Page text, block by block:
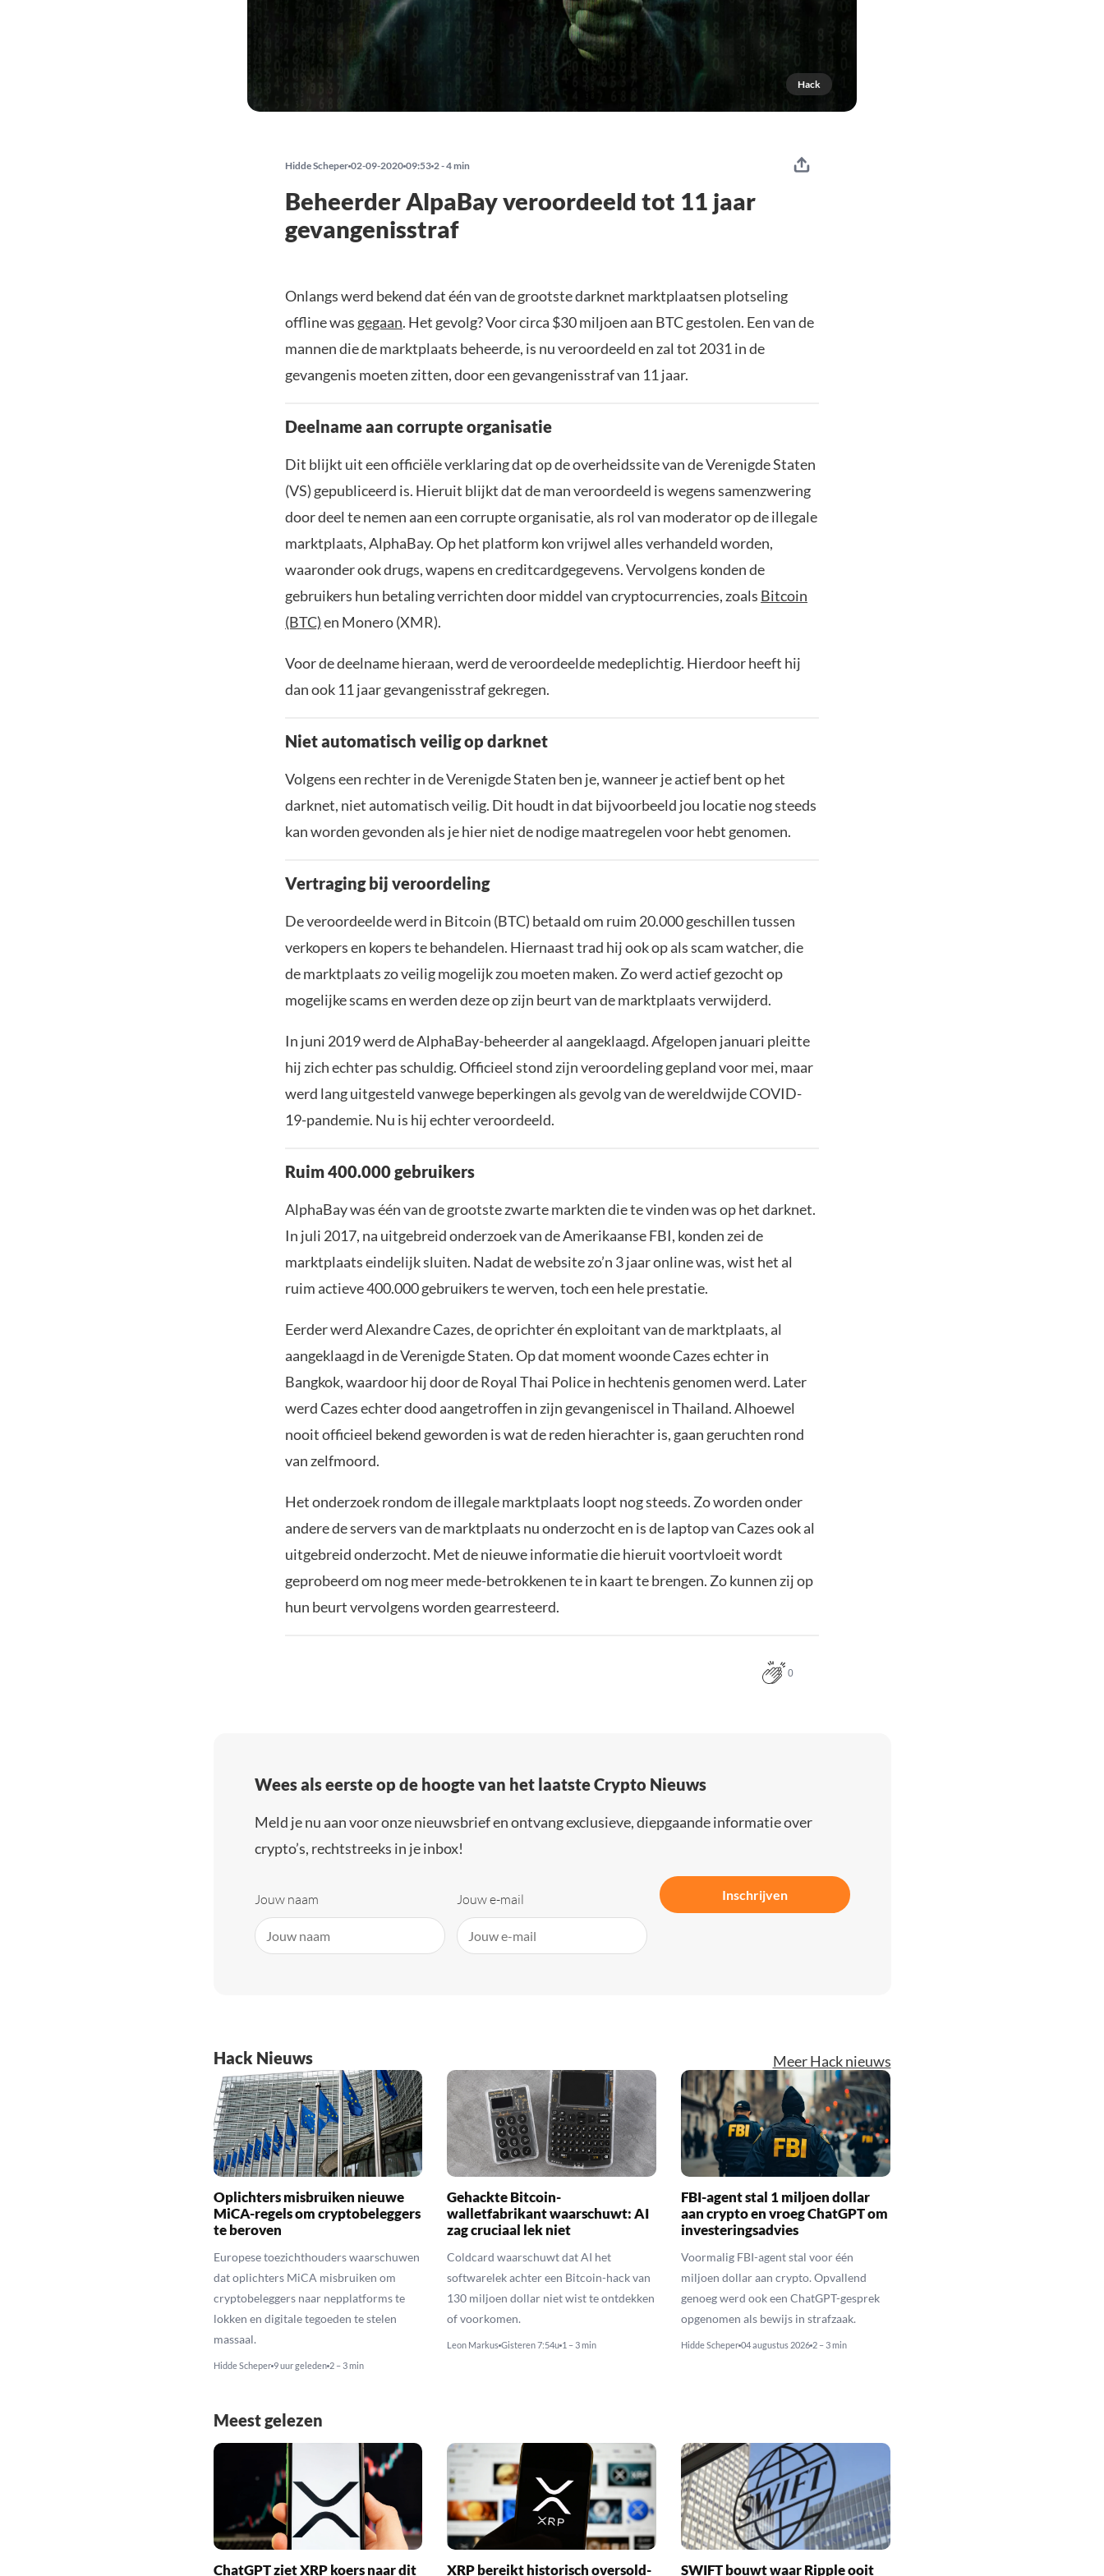
Hack
Hidde Scheper 02-09-2020 09:53 2 - 4 min
Beheerder AlpaBay veroordeeld tot 11 jaar
gevangenisstraf
Onlangs werd bekend dat één van de grootste darknet marktplaatsen plotseling
offline was gegaan. Het gevolg? Voor circa $30 miljoen aan BTC gestolen. Een van de
mannen die de marktplaats beheerde, is nu veroordeeld en zal tot 2031 in de
gevangenis moeten zitten, door een gevangenisstraf van 11 jaar.
Deelname aan corrupte organisatie
Dit blijkt uit een officiële verklaring dat op de overheidssite van de Verenigde Staten
(VS) gepubliceerd is. Hieruit blijkt dat de man veroordeeld is wegens samenzwering
door deel te nemen aan een corrupte organisatie, als rol van moderator op de illegale
marktplaats, AlphaBay. Op het platform kon vrijwel alles verhandeld worden,
waaronder ook drugs, wapens en creditcardgegevens. Vervolgens konden de
gebruikers hun betaling verrichten door middel van cryptocurrencies, zoals Bitcoin
(BTC)en Monero (XMR).
Voor de deelname hieraan, werd de veroordeelde medeplichtig. Hierdoor heeft hij
dan ook 11 jaar gevangenisstraf gekregen.
Niet automatisch veilig op darknet
Volgens een rechter in de Verenigde Staten ben je, wanneer je actief bent op het
darknet, niet automatisch veilig. Dit houdt in dat bijvoorbeeld jou locatie nog steeds
kan worden gevonden als je hier niet de nodige maatregelen voor hebt genomen.
Vertraging bij veroordeling
De veroordeelde werd in Bitcoin (BTC) betaald om ruim 20.000 geschillen tussen
verkopers en kopers te behandelen. Hiernaast trad hij ook op als scam watcher, die
de marktplaats zo veilig mogelijk zou moeten maken. Zo werd actief gezocht op
mogelijke scams en werden deze op zijn beurt van de marktplaats verwijderd.
In juni 2019 werd de AlphaBay-beheerder al aangeklaagd. Afgelopen januari pleitte
hij zich echter pas schuldig. Officieel stond zijn veroordeling gepland voor mei, maar
werd lang uitgesteld vanwege beperkingen als gevolg van de wereldwijde COVID-
19-pandemie. Nu is hij echter veroordeeld.
Ruim 400.000 gebruikers
AlphaBay was één van de grootste zwarte markten die te vinden was op het darknet.
In juli 2017, na uitgebreid onderzoek van de Amerikaanse FBI, konden zei de
marktplaats eindelijk sluiten. Nadat de website zo’n 3 jaar online was, wist het al
ruim actieve 400.000 gebruikers te werven, toch een hele prestatie.
Eerder werd Alexandre Cazes, de oprichter én exploitant van de marktplaats, al
aangeklaagd in de Verenigde Staten. Op dat moment woonde Cazes echter in
Bangkok, waardoor hij door de Royal Thai Police in hechtenis genomen werd. Later
werd Cazes echter dood aangetroffen in zijn gevangeniscel in Thailand. Alhoewel
nooit officieel bekend geworden is wat de reden hierachter is, gaan geruchten rond
van zelfmoord.
Het onderzoek rondom de illegale marktplaats loopt nog steeds. Zo worden onder
andere de servers van de marktplaats nu onderzocht en is de laptop van Cazes ook al
uitgebreid onderzocht. Met de nieuwe informatie die hieruit voortvloeit wordt
geprobeerd om nog meer mede-betrokkenen te in kaart te brengen. Zo kunnen zij op
hun beurt vervolgens worden gearresteerd.
0
Wees als eerste op de hoogte van het laatste Crypto Nieuws
Meld je nu aan voor onze nieuwsbrief en ontvang exclusieve, diepgaande informatie over
crypto’s, rechtstreeks in je inbox!
Jouw naam Jouw e-mail Inschrijven
Hack Nieuws Meer Hack nieuws
Oplichters misbruiken nieuwe
MiCA-regels om cryptobeleggers
te beroven
Europese toezichthouders waarschuwen
dat oplichters MiCA misbruiken om
cryptobeleggers naar nepplatforms te
lokken en digitale tegoeden te stelen
massaal.
Hidde Scheper 9 uur geleden 2 – 3 min
Gehackte Bitcoin-
walletfabrikant waarschuwt: AI
zag cruciaal lek niet
Coldcard waarschuwt dat AI het
softwarelek achter een Bitcoin-hack van
130 miljoen dollar niet wist te ontdekken
of voorkomen.
Leon Markus Gisteren 7:54u 1 – 3 min
FBI-agent stal 1 miljoen dollar
aan crypto en vroeg ChatGPT om
investeringsadvies
Voormalig FBI-agent stal voor één
miljoen dollar aan crypto. Opvallend
genoeg werd ook een ChatGPT-gesprek
opgenomen als bewijs in strafzaak.
Hidde Scheper 04 augustus 2026 2 – 3 min
Meest gelezen
ChatGPT ziet XRP koers naar dit XRP bereikt historisch oversold- SWIFT bouwt waar Ripple ooit